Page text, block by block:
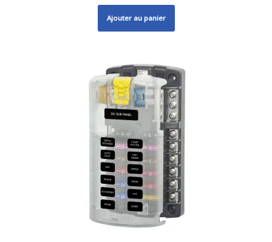
Ajouter au panier